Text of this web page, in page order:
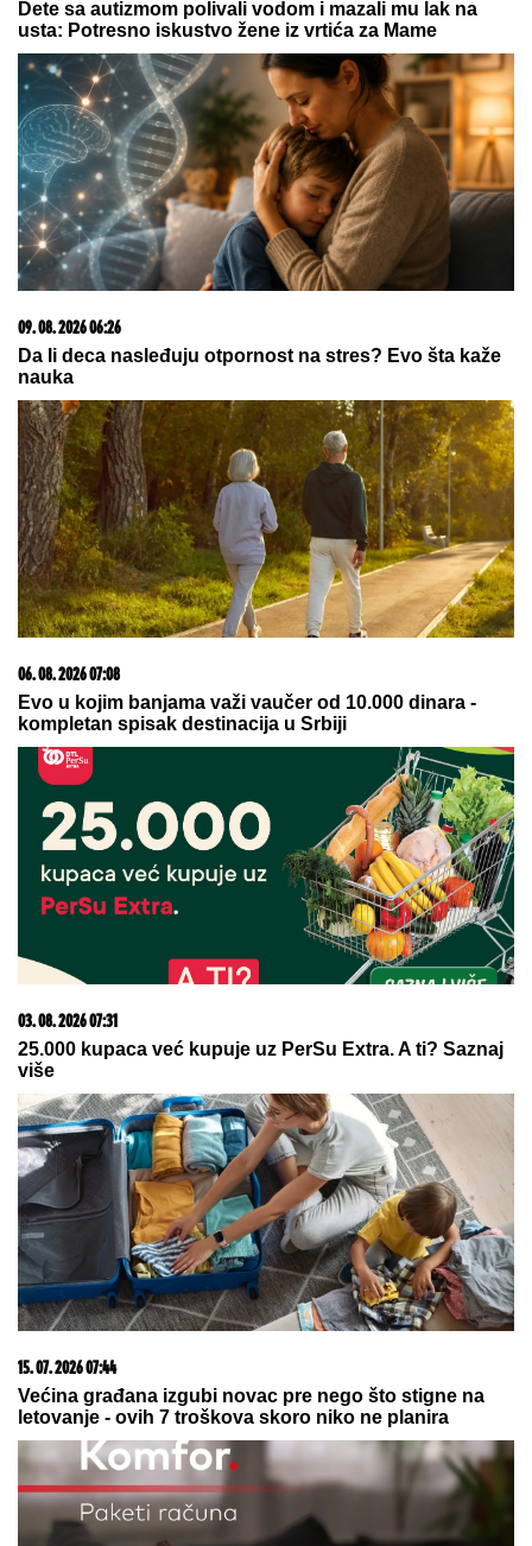
Slovenački vojnici postali hit na mrežama: Marširali
i zapevali, a komentari ih dokrajčili!
SUPERKOLONIJA MRAVA DUGA
6.000 KM TAKOĐE SE ŠIRI
ITALIJOM: Preseca severnu Italiju,
južnu Francusku, Španiju i Portugal
možete gledati meč Srbije i Poljske
na prvenstvu Evrope
by Aklamator
07. 08. 2026 09:14
Сазнања „Политике”: Црна Гора следећа у војном
савезу Загреба, Тиране и Приштине
09. 08. 2026 06:17
NIKOLA JOKIĆ IZAZVAO PANIKU U DENVERU:
Sprema se cirkus u Americi, radije će u penziju nego
05. 08. 2026 06:45
Šta dete nasleđuje od oca, a šta od majke? Sve što
treba da znate o genetici